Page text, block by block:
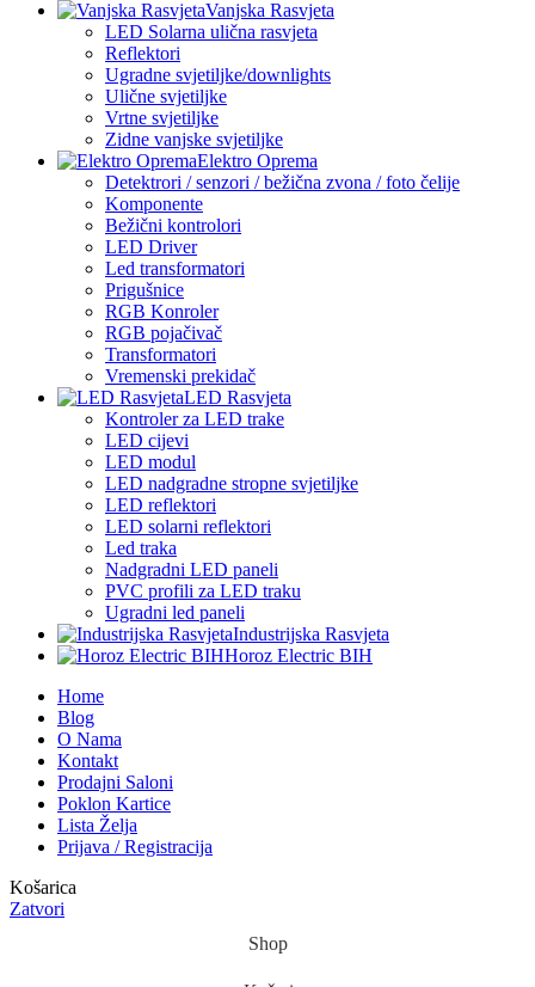
Vanjska Rasvjeta
LED Solarna ulična rasvjeta
Reflektori
Ugradne svjetiljke/downlights
Ulične svjetiljke
Vrtne svjetiljke
Zidne vanjske svjetiljke
Elektro Oprema
Detektrori / senzori / bežična zvona / foto čelije
Komponente
Bežični kontrolori
LED Driver
Led transformatori
Prigušnice
RGB Konroler
RGB pojačivač
Transformatori
Vremenski prekidač
LED Rasvjeta
Kontroler za LED trake
LED cijevi
LED modul
LED nadgradne stropne svjetiljke
LED reflektori
LED solarni reflektori
Led traka
Nadgradni LED paneli
PVC profili za LED traku
Ugradni led paneli
Industrijska Rasvjeta
Horoz Electric BIH
Home
Blog
O Nama
Kontakt
Prodajni Saloni
Poklon Kartice
Lista Želja
Prijava / Registracija
Košarica
Zatvori
Shop